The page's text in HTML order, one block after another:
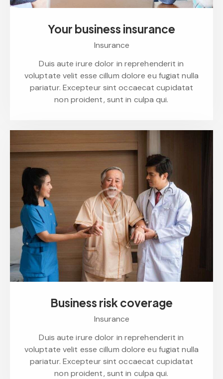
Your business insurance
Insurance
Duis aute irure dolor in reprehenderit in
voluptate velit esse cillum dolore eu fugiat nulla
pariatur. Excepteur sint occaecat cupidatat
non proident, sunt in culpa qui.
Business risk coverage
Insurance
Duis aute irure dolor in reprehenderit in
voluptate velit esse cillum dolore eu fugiat nulla
pariatur. Excepteur sint occaecat cupidatat
non proident, sunt in culpa qui.